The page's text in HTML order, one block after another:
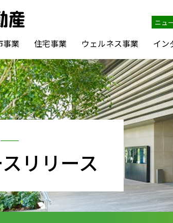
ニュ
事業 住宅事業 ウェルネス事業 イン
リリース